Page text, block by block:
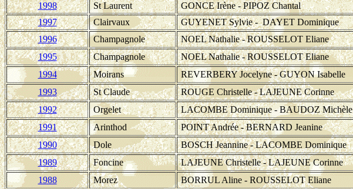
1998 St Laurent GONCE Irène - PIPOZ Chantal
1997
Clairvaux GUYENET Sylvie - DAYET Dominique
1996
Champagnole NOEL Nathalie - ROUSSELOT Eliane
1995 Champagnole NOEL Nathalie - ROUSSELOT Eliane
1994 Moirans REVERBERY Jocelyne - GUYON Isabelle
1993 St Claude ROUGE Christelle - LAJEUNE Corinne
1992 Orgelet LACOMBE Dominique - BAUDOZ Michèle
1991 Arinthod POINT Andrée - BERNARD Jeanine
1990
Dole BOSCH Jeannine - LACOMBE Dominique
1989 Foncine LAJEUNE Christelle - LAJEUNE Corinne
1988
Morez BORRUL Aline - ROUSSELOT Eliane